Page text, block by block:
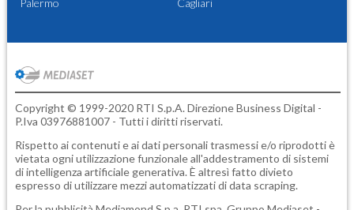
Palermo Cagliari
Copyright © 1999-2020 RTI S.p.A. Direzione Business Digital -
P.Iva 03976881007 - Tutti i diritti riservati.
Rispetto ai contenuti e ai dati personali trasmessi e/o riprodotti è
vietata ogni utilizzazione funzionale all'addestramento di sistemi
di intelligenza artificiale generativa. È altresì fatto divieto
espresso di utilizzare mezzi automatizzati di data scraping.